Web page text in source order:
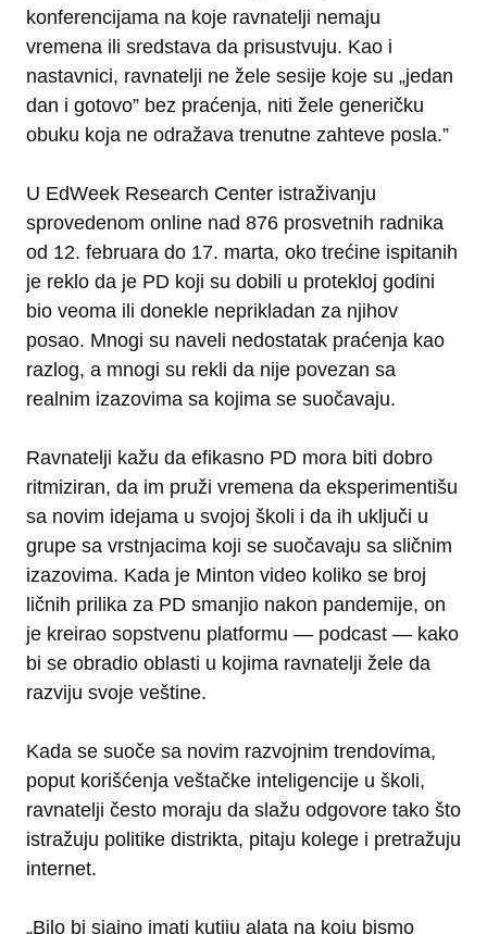
konferencijama na koje ravnatelji nemaju
vremena ili sredstava da prisustvuju. Kao i
nastavnici, ravnatelji ne žele sesije koje su „jedan
dan i gotovo” bez praćenja, niti žele generičku
obuku koja ne odražava trenutne zahteve posla.”
U EdWeek Research Center istraživanju
sprovedenom online nad 876 prosvetnih radnika
od 12. februara do 17. marta, oko trećine ispitanih
je reklo da je PD koji su dobili u protekloj godini
bio veoma ili donekle neprikladan za njihov
posao. Mnogi su naveli nedostatak praćenja kao
razlog, a mnogi su rekli da nije povezan sa
realnim izazovima sa kojima se suočavaju.
Ravnatelji kažu da efikasno PD mora biti dobro
ritmiziran, da im pruži vremena da eksperimentišu
sa novim idejama u svojoj školi i da ih uključi u
grupe sa vrstnjacima koji se suočavaju sa sličnim
izazovima. Kada je Minton video koliko se broj
ličnih prilika za PD smanjio nakon pandemije, on
je kreirao sopstvenu platformu — podcast — kako
bi se obradio oblasti u kojima ravnatelji žele da
razviju svoje veštine.
Kada se suoče sa novim razvojnim trendovima,
poput korišćenja veštačke inteligencije u školi,
ravnatelji često moraju da slažu odgovore tako što
istražuju politike distrikta, pitaju kolege i pretražuju
internet.
„Bilo bi sjajno imati kutiju alata na koju bismo